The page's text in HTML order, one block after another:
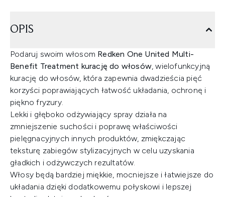
OPIS
Podaruj swoim włosom Redken One United Multi-
Benefit Treatment kurację do włosów, wielofunkcyjną
kurację do włosów, która zapewnia dwadzieścia pięć
korzyści poprawiających łatwość układania, ochronę i
piękno fryzury.
Lekki i głęboko odżywiający spray działa na
zmniejszenie suchości i poprawę właściwości
pielęgnacyjnych innych produktów, zmiękczając
teksturę zabiegów stylizacyjnych w celu uzyskania
gładkich i odżywczych rezultatów.
Włosy będą bardziej miękkie, mocniejsze i łatwiejsze do
układania dzięki dodatkowemu połyskowi i lepszej